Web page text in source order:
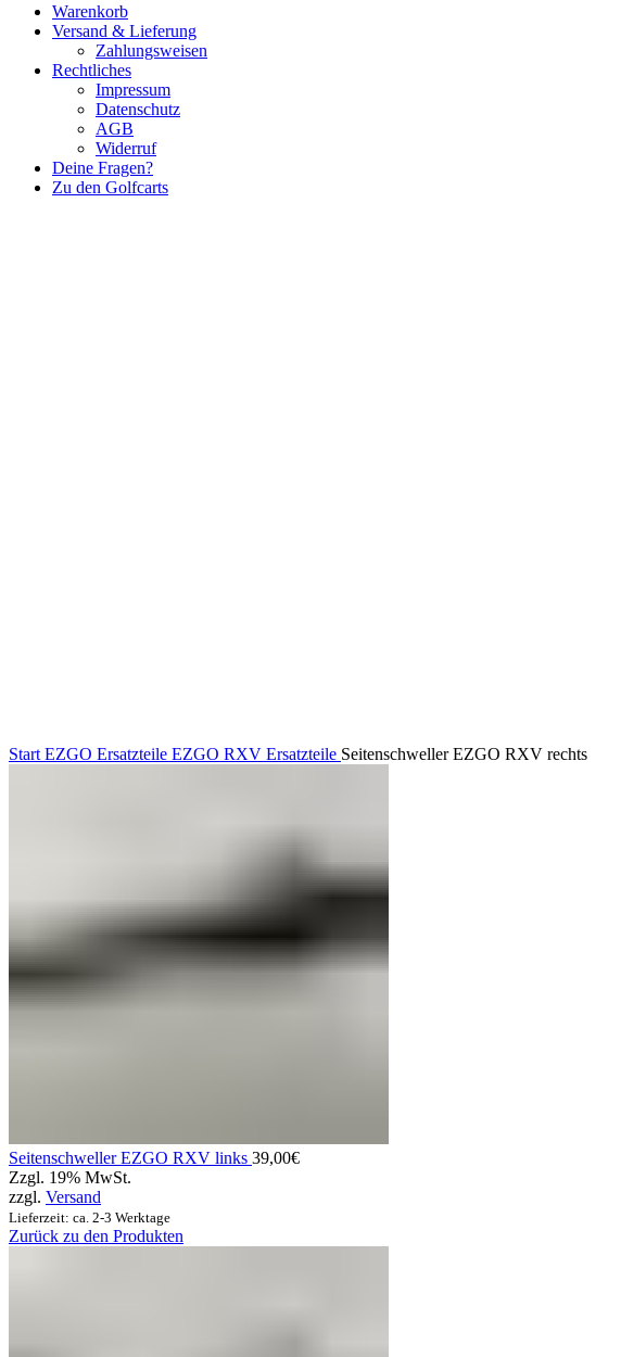
Warenkorb
Versand & Lieferung
Zahlungsweisen
Rechtliches
Impressum
Datenschutz
AGB
Widerruf
Deine Fragen?
Zu den Golfcarts
Start EZGO Ersatzteile EZGO RXV Ersatzteile Seitenschweller EZGO RXV rechts
Seitenschweller EZGO RXV links 39,00€
Zzgl. 19% MwSt.
zzgl. Versand
Lieferzeit: ca. 2-3 Werktage
Zurück zu den Produkten